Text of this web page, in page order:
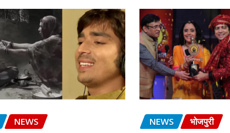
NEWS NEWS भोजपुरी